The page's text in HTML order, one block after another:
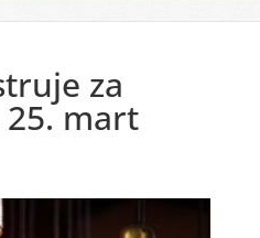
za
mart